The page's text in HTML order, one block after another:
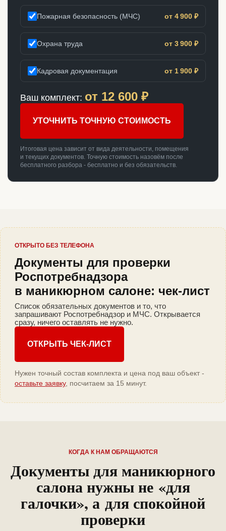
Пожарная безопасность (МЧС) от 4 900 ₽
Охрана труда от 3 900 ₽
Кадровая документация от 1 900 ₽
Ваш комплект: от 12 600 ₽
УТОЧНИТЬ ТОЧНУЮ СТОИМОСТЬ
Итоговая цена зависит от вида деятельности, помещения
и текущих документов. Точную стоимость назовём после
бесплатного разбора - бесплатно и без обязательств.
ОТКРЫТО БЕЗ ТЕЛЕФОНА
Документы для проверки
Роспотребнадзора
в маникюрном салоне: чек-лист
Список обязательных документов и то, что
запрашивают Роспотребнадзор и МЧС. Открывается
сразу, ничего оставлять не нужно.
ОТКРЫТЬ ЧЕК-ЛИСТ
Нужен точный состав комплекта и цена под ваш объект -
оставьте заявку, посчитаем за 15 минут.
КОГДА К НАМ ОБРАЩАЮТСЯ
Документы для маникюрного
салона нужны не «для
галочки», а для спокойной
проверки